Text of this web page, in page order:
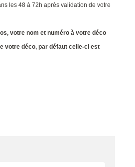
les 48 à 72h après validation de votre
votre nom et numéro à votre déco
votre déco, par défaut celle-ci est